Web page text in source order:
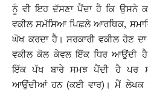
ਨੂੰ ਵੀ ਇਹ ਦੱਸਣਾ ਪੈਂਦਾ ਹੈ ਕਿ ਉਸਨੇ
ਵਕੀਲ ਸਮੱਸਿਆ ਪਿਛਲੇ ਆਰਥਿਕ,
ਘੋਖ ਕਰਦਾ ਹੈ। ਸਰਕਾਰੀ ਵਕੀਲ ਹੋਣ
ਵਕੀਲ ਕੋਲ ਕੇਵਲ ਇੱਕ ਧਿਰ ਆਉਂਦੀ
ਇੱਕ ਪੱਖ ਬਾਰੇ ਸਮਝ ਪੈਂਦੀ ਹੈ ਪਰ
ਆਉਂਦੀਆਂ ਹਨ (ਕਈ ਵਾਰ)। ਮੈਂ ਲੇਖਕ